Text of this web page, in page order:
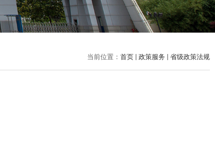
当前位置： 首页 政策服务 省级政策法规